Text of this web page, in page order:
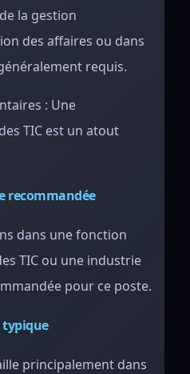
la gestion
des affaires ou dans
requis.
: Une
TIC est un atout
recommandée
dans une fonction
TIC ou une industrie
pour ce poste.
principalement dans